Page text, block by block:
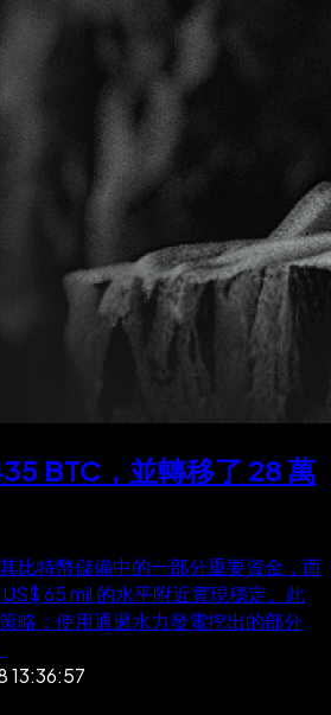
BTC，並轉移了 28 萬
比特幣儲備中的一部分重要資金，而
65 mil 的水平附近實現穩定。此
略：使用通過水力發電挖出的部分